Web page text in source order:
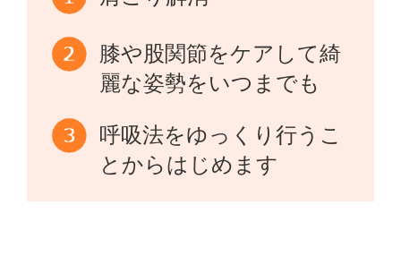
膝や股関節をケアして綺
麗な姿勢をいつまでも
呼吸法をゆっくり行うこ
とからはじめます